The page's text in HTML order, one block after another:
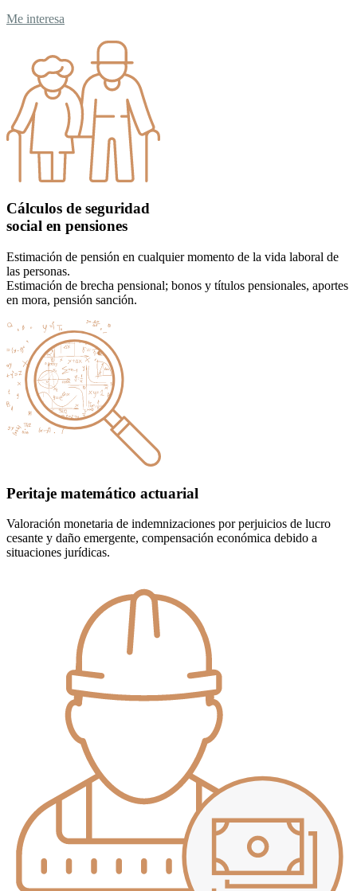
Me interesa
Cálculos de seguridad
social en pensiones
Estimación de pensión en cualquier momento de la vida laboral de
las personas.
Estimación de brecha pensional; bonos y títulos pensionales, aportes
en mora, pensión sanción.
Peritaje matemático actuarial
Valoración monetaria de indemnizaciones por perjuicios de lucro
cesante y daño emergente, compensación económica debido a
situaciones jurídicas.